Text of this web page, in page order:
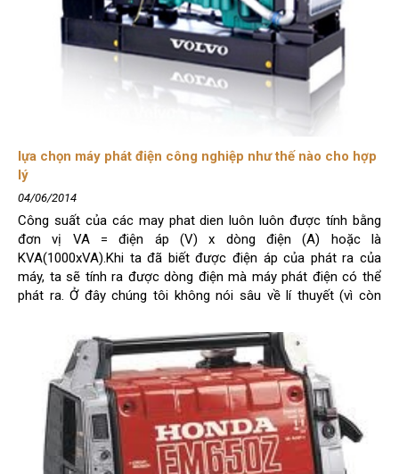
lựa chọn máy phát điện công nghiệp như thế nào cho hợp
lý
04/06/2014
Công suất của các may phat dien luôn luôn được tính bằng
đơn vị VA = điện áp (V) x dòng điện (A) hoặc là
KVA(1000xVA).Khi ta đã biết được điện áp của phát ra của
máy, ta sẽ tính ra được dòng điện mà máy phát điện có thể
phát ra. Ở đây chúng tôi không nói sâu về lí thuyết (vì còn
công suất..) nhưng ta có thể chọn theo 1 vài tiêu chí như s